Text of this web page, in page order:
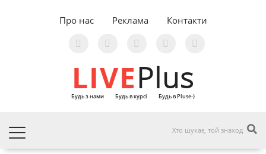
Про нас Реклама Контакти
LIVEPlus
Будь з нами Будь в курсі Будь в Pluse-)